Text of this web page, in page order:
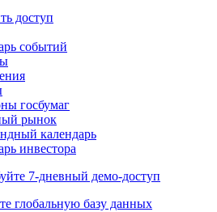
7-дневный
глобальную базу данных
доступ
событий
рынок
инвестора